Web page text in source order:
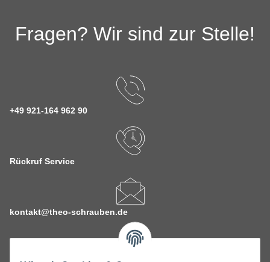
Fragen? Wir sind zur Stelle!
+49 921-164 962 90
Rückruf Service
kontakt@theo-schrauben.de